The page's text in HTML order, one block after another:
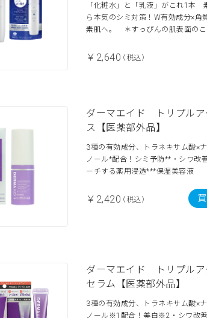
「化粧水」と「乳液」がこれ1本
ら本気のシミ対策！W有効成分×角
素肌へ。 ＊すっぴんの肌表面のこ
￥2,640（税込）
ダーマエイド トリプルア
ス【医薬部外品】
3種の有効成分、トラネキサム酸×
ノール*配合！シミ予防**・シワ改
ーチする薬用浸透***保湿美容液
￥2,420（税込）
ダーマエイド トリプルア
セラム【医薬部外品】
3種の有効成分、トラネキサム酸×
ノール※1配合！美白※2・シワ改